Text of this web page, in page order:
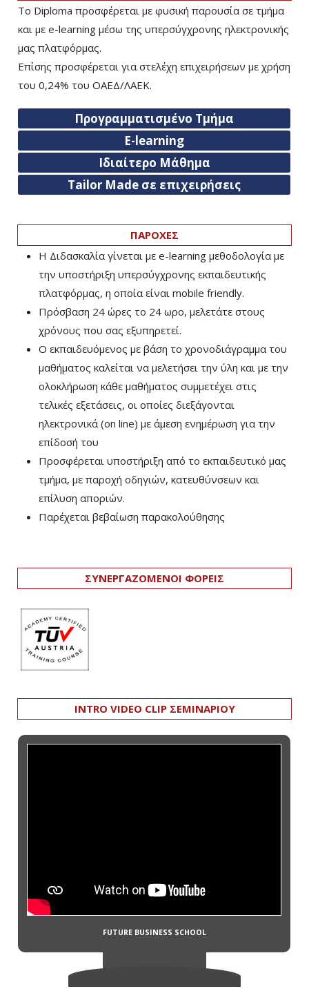
Το Diploma προσφέρεται με φυσική παρουσία σε τμήμα
και με e-learning μέσω της υπερσύγχρονης ηλεκτρονικής
μας πλατφόρμας.
Επίσης προσφέρεται για στελέχη επιχειρήσεων με χρήση
του 0,24% του ΟΑΕΔ/ΛΑΕΚ.
Προγραμματισμένο Τμήμα
E-learning
Ιδιαίτερο Μάθημα
Tailor Made σε επιχειρήσεις
ΠΑΡΟΧΕΣ
Η Διδασκαλία γίνεται με e-learning μεθοδολογία με
την υποστήριξη υπερσύγχρονης εκπαιδευτικής
πλατφόρμας, η οποία είναι mobile friendly.
Πρόσβαση 24 ώρες το 24 ωρο, μελετάτε στους
χρόνους που σας εξυπηρετεί.
Ο εκπαιδευόμενος με βάση το χρονοδιάγραμμα του
μαθήματος καλείται να μελετήσει την ύλη και με την
ολοκλήρωση κάθε μαθήματος συμμετέχει στις
τελικές εξετάσεις, οι οποίες διεξάγονται
ηλεκτρονικά (on line) με άμεση ενημέρωση για την
επίδοσή του
Προσφέρεται υποστήριξη από το εκπαιδευτικό μας
τμήμα, με παροχή οδηγιών, κατευθύνσεων και
επίλυση αποριών.
Παρέχεται βεβαίωση παρακολούθησης
ΣΥΝΕΡΓΑΖΟΜΕΝΟΙ ΦΟΡΕΙΣ
INTRO VIDEO CLIP ΣΕΜΙΝΑΡΙΟΥ